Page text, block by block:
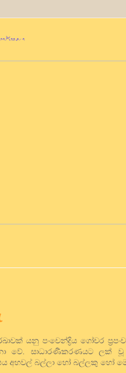
යනු පංචෙන්ද්‍රිය
වේ. සාධාරණීකරණයට
අහවල් බල්ලා හෝ බල්ලකු හෝ